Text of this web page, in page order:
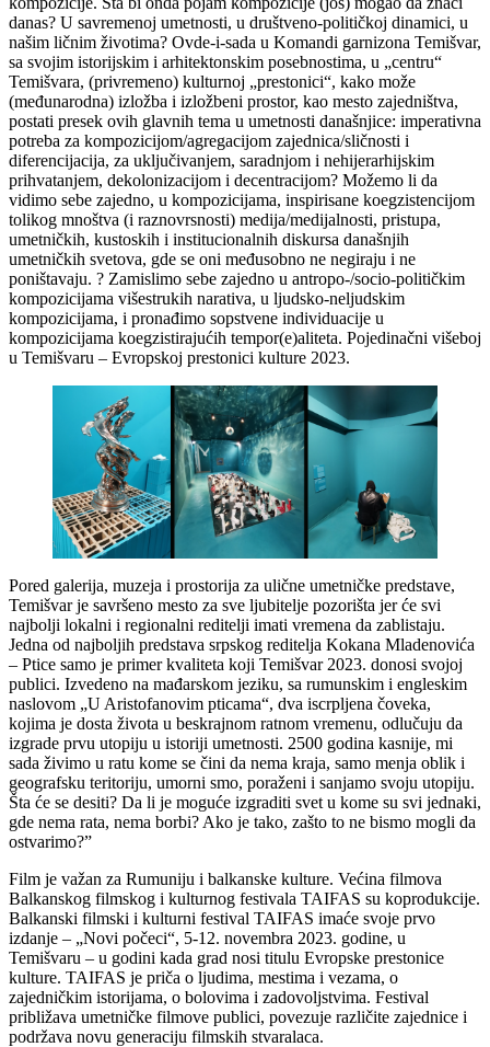
danas? U savremenoj umetnosti, u društveno-političkoj dinamici, u
našim ličnim životima? Ovde-i-sada u Komandi garnizona Temišvar,
sa svojim istorijskim i arhitektonskim posebnostima, u „centru“
Temišvara, (privremeno) kulturnoj „prestonici“, kako može
(međunarodna) izložba i izložbeni prostor, kao mesto zajedništva,
postati presek ovih glavnih tema u umetnosti današnjice: imperativna
potreba za kompozicijom/agregacijom zajednica/sličnosti i
diferencijacija, za uključivanjem, saradnjom i nehijerarhijskim
prihvatanjem, dekolonizacijom i decentracijom? Možemo li da
vidimo sebe zajedno, u kompozicijama, inspirisane koegzistencijom
tolikog mnoštva (i raznovrsnosti) medija/medijalnosti, pristupa,
umetničkih, kustoskih i institucionalnih diskursa današnjih
umetničkih svetova, gde se oni međusobno ne negiraju i ne
poništavaju. ? Zamislimo sebe zajedno u antropo-/socio-političkim
kompozicijama višestrukih narativa, u ljudsko-neljudskim
kompozicijama, i pronađimo sopstvene individuacije u
kompozicijama koegzistirajućih tempor(e)aliteta. Pojedinačni višeboj
u Temišvaru – Evropskoj prestonici kulture 2023.
Pored galerija, muzeja i prostorija za ulične umetničke predstave,
Temišvar je savršeno mesto za sve ljubitelje pozorišta jer će svi
najbolji lokalni i regionalni reditelji imati vremena da zablistaju.
Jedna od najboljih predstava srpskog reditelja Kokana Mladenovića
– Ptice samo je primer kvaliteta koji Temišvar 2023. donosi svojoj
publici. Izvedeno na mađarskom jeziku, sa rumunskim i engleskim
naslovom „U Aristofanovim pticama“, dva iscrpljena čoveka,
kojima je dosta života u beskrajnom ratnom vremenu, odlučuju da
izgrade prvu utopiju u istoriji umetnosti. 2500 godina kasnije, mi
sada živimo u ratu kome se čini da nema kraja, samo menja oblik i
geografsku teritoriju, umorni smo, poraženi i sanjamo svoju utopiju.
Šta će se desiti? Da li je moguće izgraditi svet u kome su svi jednaki,
gde nema rata, nema borbi? Ako je tako, zašto to ne bismo mogli da
ostvarimo?”
Film je važan za Rumuniju i balkanske kulture. Većina filmova
Balkanskog filmskog i kulturnog festivala TAIFAS su koprodukcije.
Balkanski filmski i kulturni festival TAIFAS imaće svoje prvo
izdanje – „Novi počeci“, 5-12. novembra 2023. godine, u
Temišvaru – u godini kada grad nosi titulu Evropske prestonice
kulture. TAIFAS je priča o ljudima, mestima i vezama, o
zajedničkim istorijama, o bolovima i zadovoljstvima. Festival
približava umetničke filmove publici, povezuje različite zajednice i
podržava novu generaciju filmskih stvaralaca.